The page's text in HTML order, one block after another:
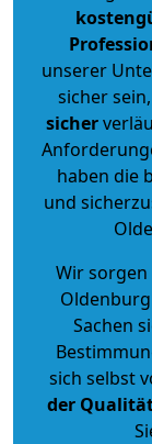
unserer
sicher
sicher
haben die
und
Wir sorgen
Sachen
sich selbst
der